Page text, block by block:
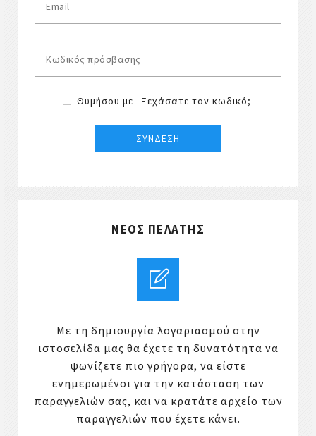
Θυμήσου με Ξεχάσατε τον κωδικό;
ΝΈΟΣ ΠΕΛΆΤΗΣ
Με τη δημιουργία λογαριασμού στην
ιστοσελίδα μας θα έχετε τη δυνατότητα να
ψωνίζετε πιο γρήγορα, να είστε
ενημερωμένοι για την κατάσταση των
παραγγελιών σας, και να κρατάτε αρχείο των
παραγγελιών που έχετε κάνει.